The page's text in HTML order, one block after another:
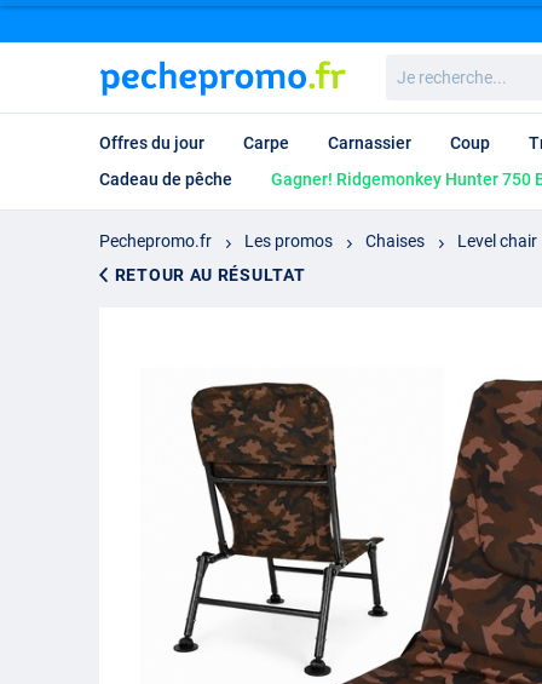
recherche...
Offres du jour Carpe Carnassier Coup
Cadeau de pêche
Gagner! Ridgemonkey Hunter 750
Pechepromo.fr Les promos Chaises
Level chair
RETOUR AU RÉSULTAT